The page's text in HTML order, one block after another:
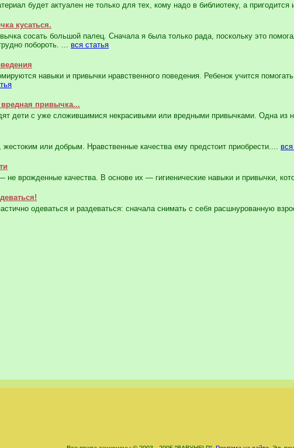
будет актуален не только для тех, кому надо в библиотеку, а пригодится
кусаться.
сосать большой палец. Сначала я была только рада, поскольку это
побороть. ... вся статья
навыки и привычки нравственного поведения. Ребенок учится
вредная привычка...
дети с уже сложившимися некрасивыми или вредными привычками. Одна из
или добрым. Нравственные качества ему предстоит приобрести....
не врожденные качества. В основе их — гигиенические навыки и привычки,
одеваться и раздеваться: сначала снимать с себя расшнурованную